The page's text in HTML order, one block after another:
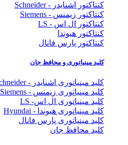
کنتاکتور اشنایدر - Schneider
کنتاکتور زیمنس - Siemens
کنتاکتور ال اس - LS
کنتاکتور هیوندا
کنتاکتور پارس فانال
کلید مینیاتوری و محافظ جان
کلید مینیاتوری اشنایدر - Schneider
کلید مینیاتوری زیمنس - Siemens
کلید مینیاتوری ال اس- LS
کلید مینیاتوری هیوندا - Hyundai
کلید مینیاتوری پارس فانال
کلید محافظ جان